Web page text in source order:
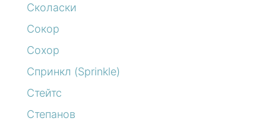
Сколаски
Сокор
Сохор
Спринкл (Sprinkle)
Стейтс
Степанов